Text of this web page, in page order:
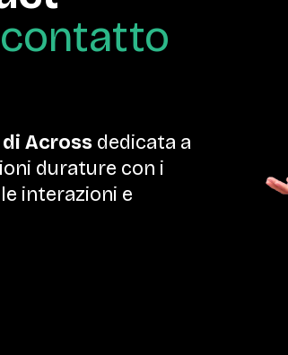
Across dedicata a
durature con i
interazioni e